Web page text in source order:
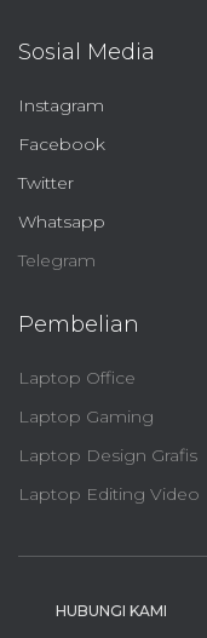
Sosial Media
Instagram
Facebook
Twitter
Whatsapp
Telegram
Pembelian
Laptop Office
Laptop Gaming
Laptop Design Grafis
Laptop Editing Video
HUBUNGI KAMI